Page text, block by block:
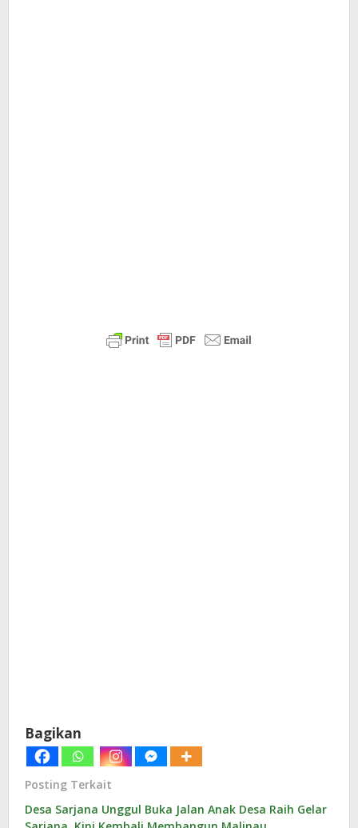
Bagikan
Posting Terkait
Desa Sarjana Unggul Buka Jalan Anak Desa Raih Gelar